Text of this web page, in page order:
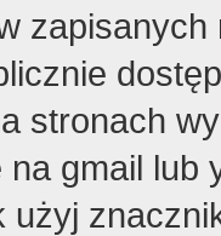
stronach
gmail lub
użyj